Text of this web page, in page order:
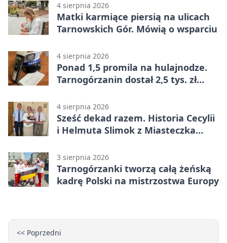
4 sierpnia 2026
Matki karmiące piersią na ulicach
Tarnowskich Gór. Mówią o wsparciu
4 sierpnia 2026
Ponad 1,5 promila na hulajnodze.
Tarnogórzanin dostał 2,5 tys. zł
4 sierpnia 2026
Sześć dekad razem. Historia Cecylii
i Helmuta Slimok z Miasteczka
3 sierpnia 2026
Tarnogórzanki tworzą całą żeńską
kadrę Polski na mistrzostwa Europy
<< Poprzedni